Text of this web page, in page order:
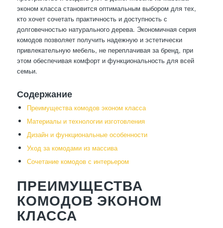
эконом класса становится оптимальным выбором для тех,
кто хочет сочетать практичность и доступность с
долговечностью натурального дерева. Экономичная серия
комодов позволяет получить надежную и эстетически
привлекательную мебель, не переплачивая за бренд, при
этом обеспечивая комфорт и функциональность для всей
семьи.
Содержание
Преимущества комодов эконом класса
Материалы и технологии изготовления
Дизайн и функциональные особенности
Уход за комодами из массива
Сочетание комодов с интерьером
ПРЕИМУЩЕСТВА
КОМОДОВ ЭКОНОМ
КЛАССА